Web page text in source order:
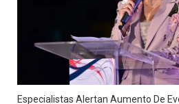
Especialistas Alertan Aumento De